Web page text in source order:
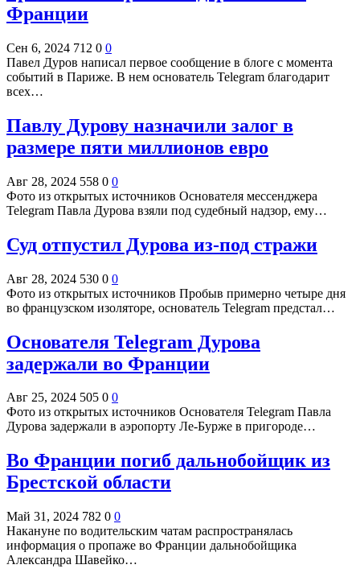
Франции
Сен 6, 2024 712 0 0
Павел Дуров написал первое сообщение в блоге с момента
событий в Париже. В нем основатель Telegram благодарит
всех…
Павлу Дурову назначили залог в
размере пяти миллионов евро
Авг 28, 2024 558 0 0
Фото из открытых источников Основателя мессенджера
Telegram Павла Дурова взяли под судебный надзор, ему…
Суд отпустил Дурова из-под стражи
Авг 28, 2024 530 0 0
Фото из открытых источников Пробыв примерно четыре дня
во французском изоляторе, основатель Telegram предстал…
Основателя Telegram Дурова
задержали во Франции
Авг 25, 2024 505 0 0
Фото из открытых источников Основателя Telegram Павла
Дурова задержали в аэропорту Ле-Бурже в пригороде…
Во Франции погиб дальнобойщик из
Брестской области
Май 31, 2024 782 0 0
Накануне по водительским чатам распространялась
информация о пропаже во Франции дальнобойщика
Александра Шавейко…